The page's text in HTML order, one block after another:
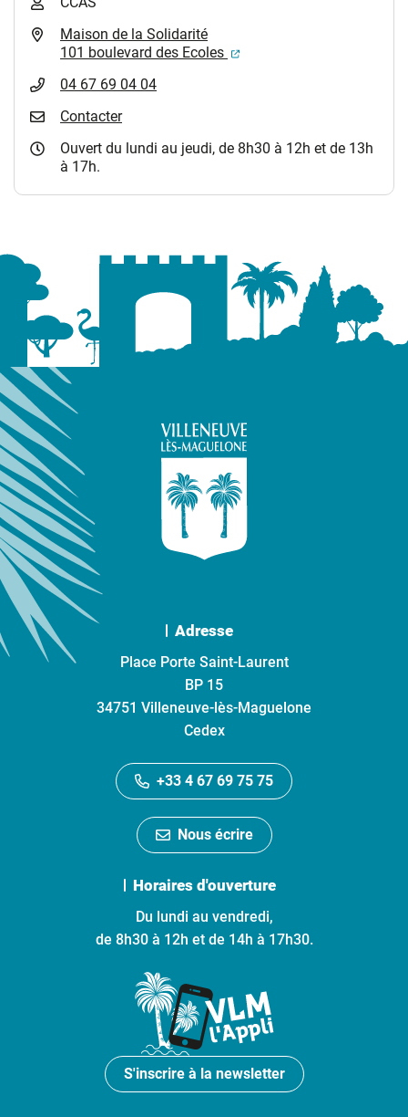
Maison de la Solidarité
101 boulevard des Ecoles
(ouverture dans un
04 67 69 04 04
Contacter
Ouvert du lundi au jeudi, de 8h30 à 12h et de 13h
à 17h.
Adresse
Place Porte Saint-Laurent
BP 15
34751 Villeneuve-lès-Maguelone
Cedex
+33 4 67 69 75 75
Nous écrire
Horaires d'ouverture
Du lundi au vendredi,
de 8h30 à 12h et de 14h à 17h30.
S'inscrire à la newsletter